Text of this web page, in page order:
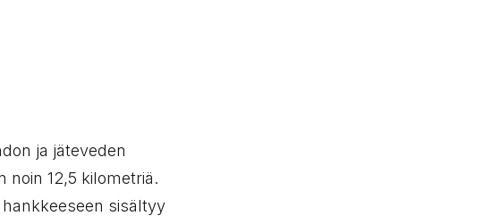
ja jäteveden
noin 12,5 kilometriä.
sisältyy